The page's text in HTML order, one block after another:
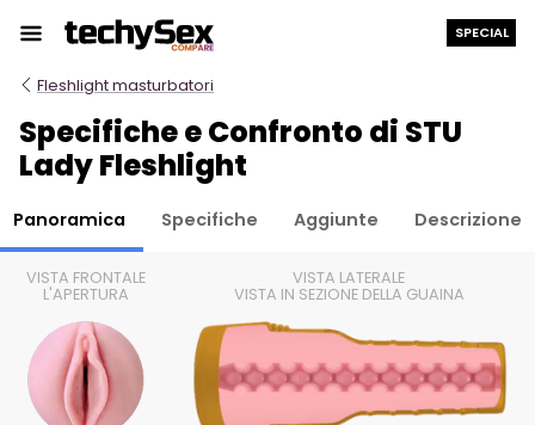
contenuto
SPECIAL
Fleshlight masturbatori
Specifiche e Confronto di STU
Lady Fleshlight
Panoramica Specifiche Aggiunte Descrizione
VISTA FRONTALE
L'APERTURA
VISTA LATERALE
VISTA IN SEZIONE DELLA GUAINA